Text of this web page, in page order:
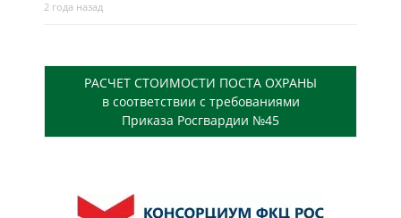
2 года назад
РАСЧЕТ СТОИМОСТИ ПОСТА ОХРАНЫ
в соответствии с требованиями
Приказа Росгвардии №45